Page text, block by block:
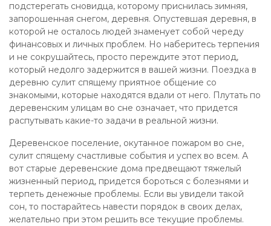
подстерегать сновидца, которому приснилась зимняя,
запорошенная снегом, деревня. Опустевшая деревня, в
которой не осталось людей знаменует собой череду
финансовых и личных проблем. Но наберитесь терпения
и не сокрушайтесь, просто переждите этот период,
который недолго задержится в вашей жизни. Поездка в
деревню сулит спящему приятное общение со
знакомыми, которые находятся вдали от него. Плутать по
деревенским улицам во сне означает, что придется
распутывать какие-то задачи в реальной жизни.
Деревенское поселение, окутанное пожаром во сне,
сулит спящему счастливые события и успех во всем. А
вот старые деревенские дома предвещают тяжелый
жизненный период, придется бороться с болезнями и
терпеть денежные проблемы. Если вы увидели такой
сон, то постарайтесь навести порядок в своих делах,
желательно при этом решить все текущие проблемы.